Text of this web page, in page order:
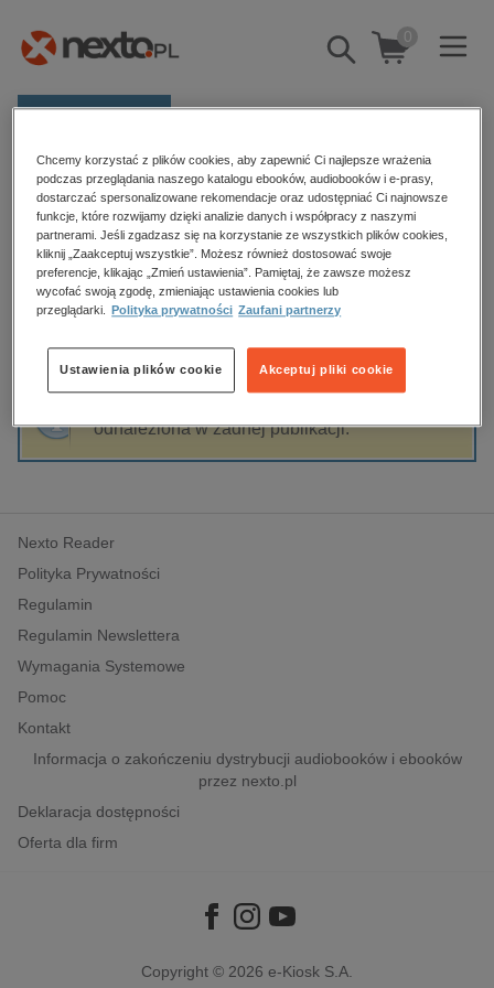
Pokaż/schowaj
wyszukiwarkę
0
Kategorie
Zobacz wszystkie E-prasa
budownictwo, aranżacja wnętrz
biznesowe, branżowe, gospodarka
dzienniki
edukacja
hobby, sport, rozrywka
komputery, internet, technologie, informatyka
polityka, społeczno-informacyjne
psychologiczne
inne
popularno-naukowe
historia
Strona główna Paula Marshall
Paula Marshall
Sortowanie Filtrowanie
odnaleziona w żadnej publikacji.
Nexto Reader
Polityka Prywatności
Regulamin
Regulamin Newslettera
Wymagania Systemowe
Pomoc
Kontakt
Informacja o zakończeniu dystrybucji audiobooków i ebooków
przez nexto.pl
Deklaracja dostępności
Oferta dla firm
Copyright © 2026 e-Kiosk S.A.
Chcemy korzystać z plików cookies, aby zapewnić Ci najlepsze wrażenia
podczas przeglądania naszego katalogu ebooków, audiobooków i e-prasy,
dostarczać spersonalizowane rekomendacje oraz udostępniać Ci najnowsze
funkcje, które rozwijamy dzięki analizie danych i współpracy z naszymi
partnerami. Jeśli zgadzasz się na korzystanie ze wszystkich plików cookies,
kliknij „Zaakceptuj wszystkie”. Możesz również dostosować swoje
preferencje, klikając „Zmień ustawienia”. Pamiętaj, że zawsze możesz
wycofać swoją zgodę, zmieniając ustawienia cookies lub
przeglądarki.
Polityka prywatności Zaufani partnerzy
Akceptuj pliki cookie
Ustawienia plików cookie